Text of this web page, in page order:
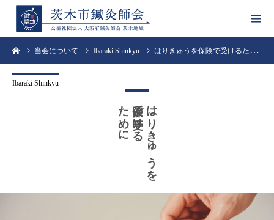
当会について Ibaraki Shinkyu はりきゅうを保険で受けるために
Ibaraki Shinkyu
はりきゅうを
保険で受ける
ために